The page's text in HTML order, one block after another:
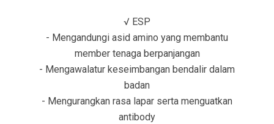
√ ESP
- Mengandungi asid amino yang membantu
member tenaga berpanjangan
- Mengawalatur keseimbangan bendalir dalam
badan
- Mengurangkan rasa lapar serta menguatkan
antibody